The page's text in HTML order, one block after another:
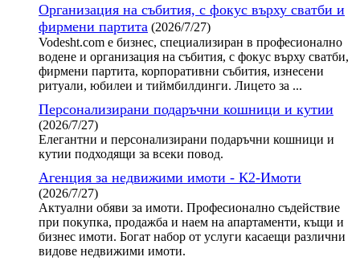
Организация на събития, с фокус върху сватби и
фирмени партита (2026/7/27)
Vodesht.com е бизнес, специализиран в професионално
водене и организация на събития, с фокус върху сватби,
фирмени партита, корпоративни събития, изнесени
ритуали, юбилеи и тиймбилдинги. Лицето за ...
Персонализирани подаръчни кошници и кутии
(2026/7/27)
Елегантни и персонализирани подаръчни кошници и
кутии подходящи за всеки повод.
Агенция за недвижими имоти - К2-Имоти
(2026/7/27)
Актуални обяви за имоти. Професионално съдействие
при покупка, продажба и наем на апартаменти, къщи и
бизнес имоти. Богат набор от услуги касаещи различни
видове недвижими имоти.